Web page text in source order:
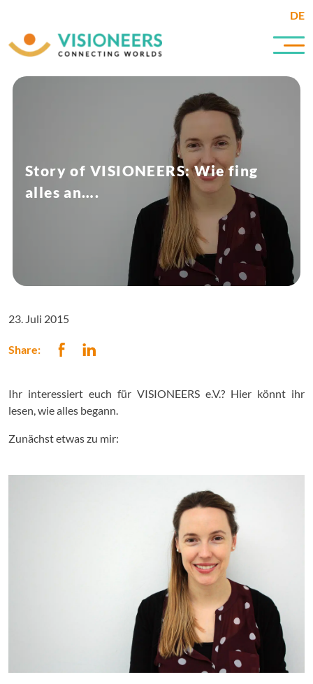
DE
Story of VISIONEERS: Wie fing
alles an….
23. Juli 2015
Share:
Ihr interessiert euch für VISIONEERS e.V.? Hier könnt ihr
lesen, wie alles begann.
Zunächst etwas zu mir: